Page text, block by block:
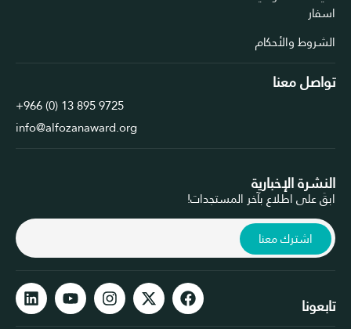
اسفار
الشروط والأحكام
تواصل معنا
+966 (0) 13 895 9725
info@alfozanaward.org
النشرة الإخبارية
ابقَ على اطلاع بآخر المستجدات!
اشترك معنا
تابعونا